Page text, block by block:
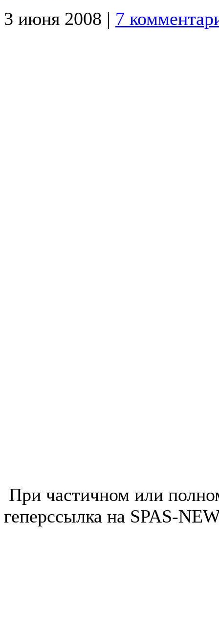
3 июня 2008 | 7
При частичном или
геперссылка на SPAS-